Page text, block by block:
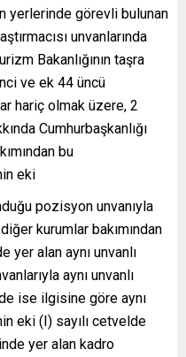
yerlerinde görevli bulunan
unvanlarında
Bakanlığının taşra
ve ek 44 üncü
hariç olmak üzere, 2
Cumhurbaşkanlığı
bu
eki
pozisyon unvanıyla
kurumlar bakımından
yer alan aynı unvanlı
aynı unvanlı
ise ilgisine göre aynı
eki (I) sayılı cetvelde
yer alan kadro